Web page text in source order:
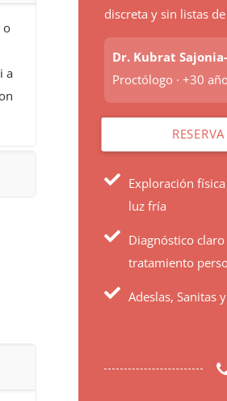
discreta y sin listas
Dr. Kubrat
Proctólogo · +30
Exploración
luz fría
Diagnóstico
tratamiento
Adeslas, Sanitas
o
a